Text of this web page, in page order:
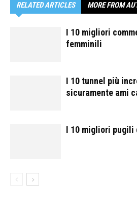
RELATED ARTICLES MORE FROM
I 10 migliori
femminili
I 10 tunnel più
sicuramente ami
I 10 migliori